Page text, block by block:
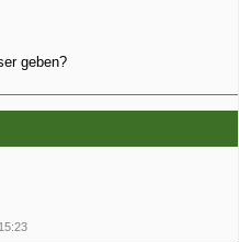
geben?